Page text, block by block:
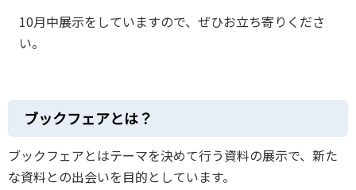
10月中展示をしていますので、ぜひお立ち寄りくださ
い。
ブックフェアとは？
ブックフェアとはテーマを決めて行う資料の展示で、新た
な資料との出会いを目的としています。